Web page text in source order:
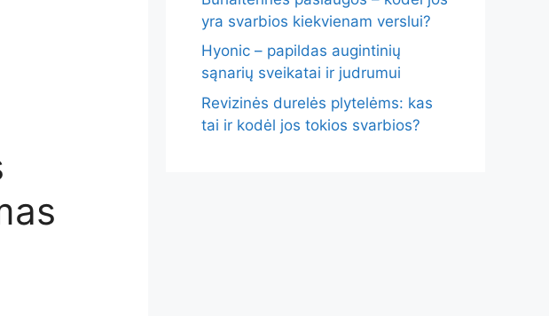
yra svarbios kiekvienam verslui?
Hyonic – papildas augintinių
sąnarių sveikatai ir judrumui
Revizinės durelės plytelėms: kas
tai ir kodėl jos tokios svarbios?